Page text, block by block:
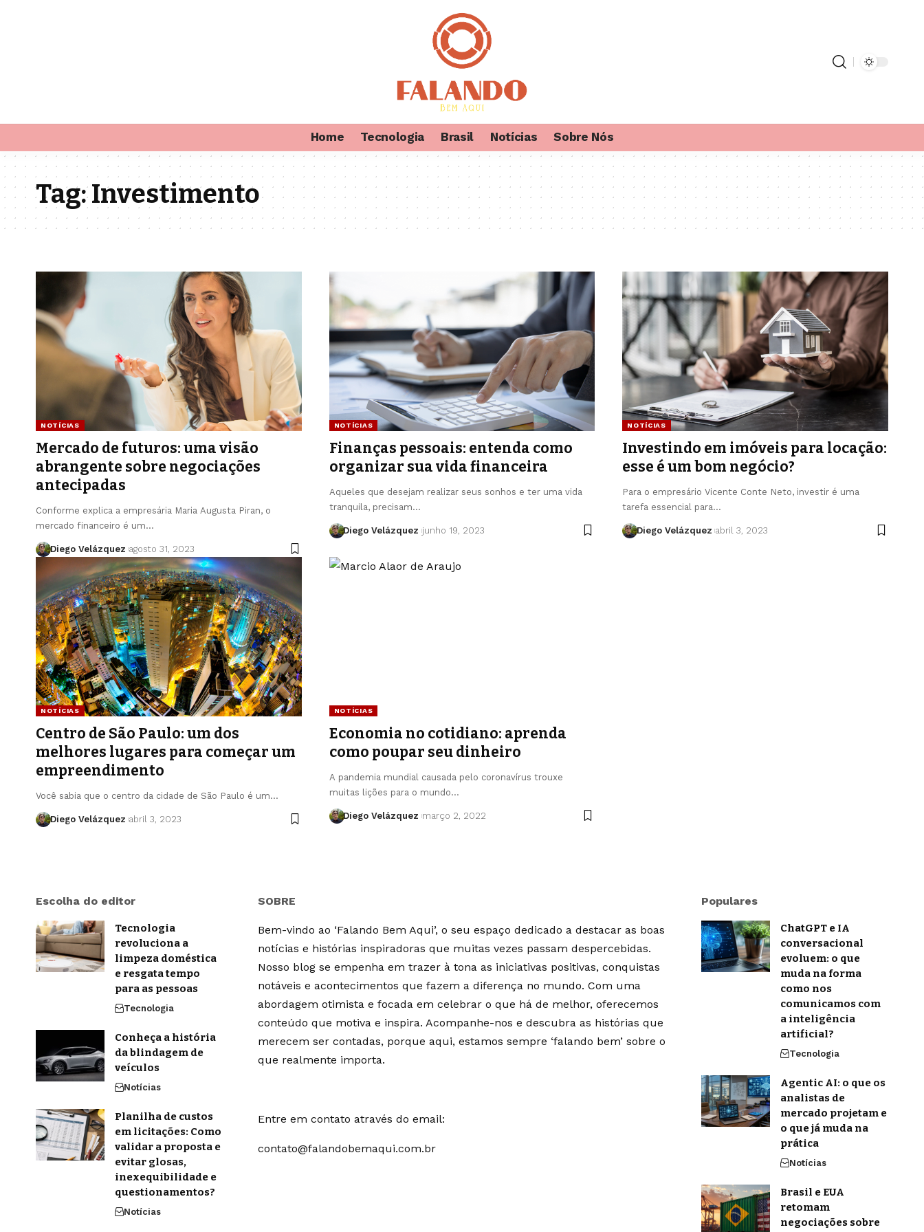
Home Tecnologia Brasil Notícias Sobre Nós
Tag:Investimento
NOTÍCIAS
Mercado de futuros: uma visão
abrangente sobre negociações
antecipadas
Conforme explica a empresária Maria Augusta Piran, o
mercado financeiro é um…
Diego Velázquez agosto 31, 2023
NOTÍCIAS
Finanças pessoais: entenda como
organizar sua vida financeira
Aqueles que desejam realizar seus sonhos e ter uma vida
tranquila, precisam…
Diego Velázquez junho 19, 2023
NOTÍCIAS
Investindo em imóveis para locação:
esse é um bom negócio?
Para o empresário Vicente Conte Neto, investir é uma
tarefa essencial para…
Diego Velázquez abril 3, 2023
NOTÍCIAS
Centro de São Paulo: um dos
melhores lugares para começar um
empreendimento
Você sabia que o centro da cidade de São Paulo é um…
Diego Velázquez abril 3, 2023
NOTÍCIAS
Economia no cotidiano: aprenda
como poupar seu dinheiro
A pandemia mundial causada pelo coronavírus trouxe
muitas lições para o mundo…
Diego Velázquez março 2, 2022
Escolha do editor
Tecnologia
revoluciona a
limpeza doméstica
e resgata tempo
para as pessoas
Tecnologia
Conheça a história
da blindagem de
veículos
Notícias
Planilha de custos
em licitações: Como
validar a proposta e
evitar glosas,
inexequibilidade e
questionamentos?
Notícias
SOBRE
Bem-vindo ao ‘Falando Bem Aqui’, o seu espaço dedicado a destacar as boas
notícias e histórias inspiradoras que muitas vezes passam despercebidas.
Nosso blog se empenha em trazer à tona as iniciativas positivas, conquistas
notáveis e acontecimentos que fazem a diferença no mundo. Com uma
abordagem otimista e focada em celebrar o que há de melhor, oferecemos
conteúdo que motiva e inspira. Acompanhe-nos e descubra as histórias que
merecem ser contadas, porque aqui, estamos sempre ‘falando bem’ sobre o
que realmente importa.
Entre em contato através do email:
contato@falandobemaqui.com.br
Populares
ChatGPT e IA
conversacional
evoluem: o que
muda na forma
como nos
comunicamos com
a inteligência
artificial?
Tecnologia
Agentic AI: o que os
analistas de
mercado projetam e
o que já muda na
prática
Notícias
Brasil e EUA
retomam
negociações sobre